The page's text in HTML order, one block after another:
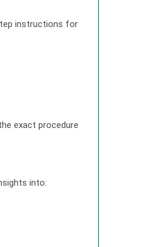
instructions for
exact procedure
into: